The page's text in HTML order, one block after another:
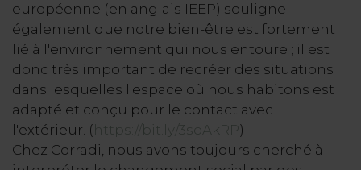
européenne (en anglais IEEP) souligne
également que notre bien-être est fortement
lié à l'environnement qui nous entoure ; il est
donc très important de recréer des situations
dans lesquelles l'espace où nous habitons est
adapté et conçu pour le contact avec
l'extérieur. ( https://bit.ly/3soAkRP )
Chez Corradi, nous avons toujours cherché à